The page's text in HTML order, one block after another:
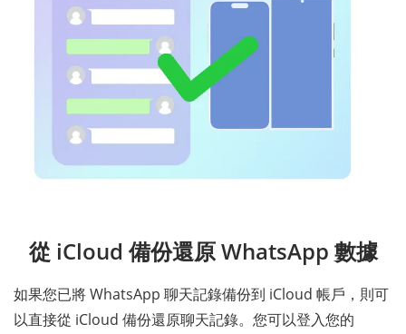
從 iCloud 備份還原 WhatsApp 數據
如果您已將 WhatsApp 聊天記錄備份到 iCloud 帳戶，則可
以直接從 iCloud 備份還原聊天記錄。您可以登入您的